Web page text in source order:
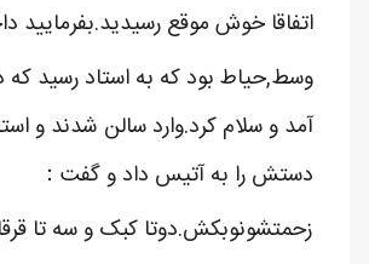
اتفاقا خوش موقع رسیدید.بفرمایید
وسط,حیاط بود که به استاد رسید
آمد و سلام کرد.وارد سالن شدند و
دستش را به آتیس داد و گفت：
زحمتشونوبکش.دوتا کبک و سه تا